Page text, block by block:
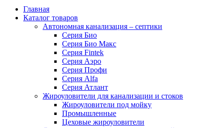
Главная
Каталог товаров
Автономная канализация – септики
Серия Био
Серия Био Макс
Серия Fintek
Серия Аэро
Серия Профи
Серия Alfa
Серия Атлант
Жироуловители для канализации и стоков
Жироуловители под мойку
Промышленные
Цеховые жироуловители